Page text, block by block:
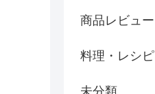
商品レビュー
料理・レシピ